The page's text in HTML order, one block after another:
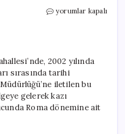
Mezitli’deki
Mezarlığı
Ortaya
Çıktı!
için
yorumlar kapalı
2002 yılında
sırasında tarihi
iletilen bu
gelerek kazı
Roma dönemine ait